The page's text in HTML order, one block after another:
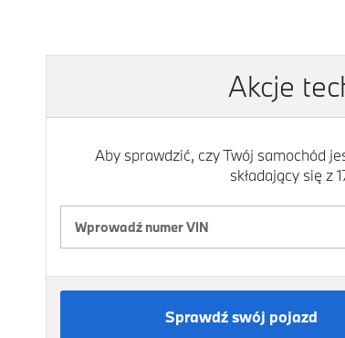
Akcje
Aby sprawdzić, czy Twój samochód
składający się z
Sprawdź swój pojazd